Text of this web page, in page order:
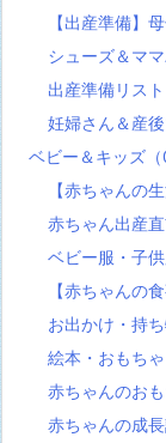
【出産準備】
シューズ＆マ
出産準備リスト
妊婦さん＆産
ベビー＆キッズ（
【赤ちゃんの
赤ちゃん出産
ベビー服・子
【赤ちゃんの
お出かけ・持
絵本・おもちゃ
赤ちゃんのお
赤ちゃんの成